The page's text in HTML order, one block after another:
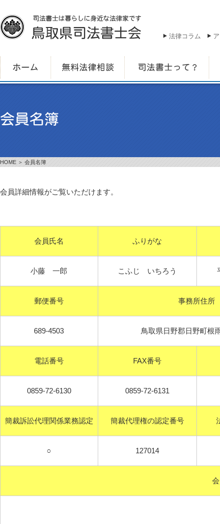
法律コラム
HOME ＞ 会員名簿
会員詳細情報がご覧いただけます。
会員氏名 ふりがな
小藤 一郎 こふじ いちろう
郵便番号 事務所住所
689-4503 鳥取県日野郡日野町根
電話番号 FAX番号
0859-72-6130 0859-72-6131
簡裁訴訟代理関係業務認定 簡裁代理権の認定番号
○ 127014